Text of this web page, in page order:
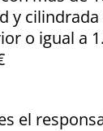
y
o igual a
el